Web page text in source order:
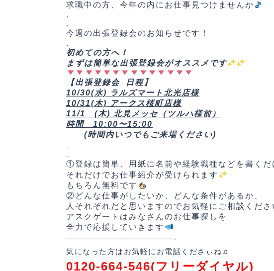
求職中の方、今年の内にお仕事見つけませんか
.
.
今週の出張登録会のお知らせです！
.
初めての方へ！
まずは簡単な出張登録会がオススメです
【出張登録会 日程】
10/30(水) ラルズマート北光店様
10/31(木) アークス桜町店様
11/1 (木) 北見メッセ（ツルハ様前）
時間 10:00〜15:00
(時間内いつでもご来場ください)
①登録は簡単、用紙に名前や経験職種などを書くだ
それだけでお仕事紹介が受けられます
もちろん無料です
②どんな仕事がしたいか、どんな条件があるか、
人それぞれだと思いますのでお気軽にご相談くださ
アスクゲートはみなさんのお仕事探しを
全力で応援していきます
————————————-
気になった方はお気軽にお電話くださぃね♫
0120-664-546(フリーダイヤル)